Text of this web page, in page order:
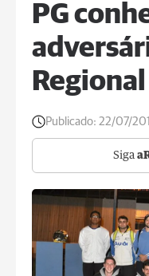
PG
Publicado: 22/07/
Siga